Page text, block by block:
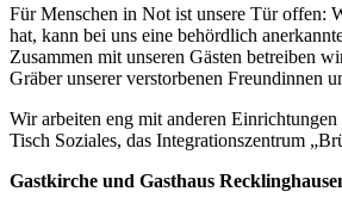
Für Menschen in Not ist unsere Tür offen:
hat, kann bei uns eine behördlich
Zusammen mit unseren Gästen betreiben
Gräber unserer verstorbenen Freundinnen
Wir arbeiten eng mit anderen
Tisch Soziales, das Integrationszentrum
Gastkirche und Gasthaus